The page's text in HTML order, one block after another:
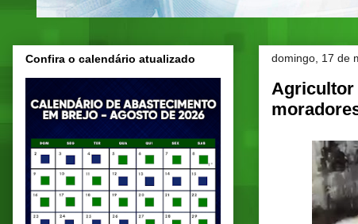
domingo, 17 de
Agricultor
Confira o calendário atualizado